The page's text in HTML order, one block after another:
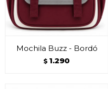
Mochila Buzz - Bordó
$ 1.290